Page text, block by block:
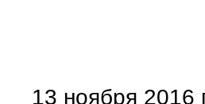
13 ноября 2016